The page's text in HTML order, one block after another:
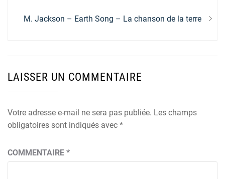
Next
M. Jackson – Earth Song – La chanson de la terre
LAISSER UN COMMENTAIRE
Votre adresse e-mail ne sera pas publiée. Les champs
obligatoires sont indiqués avec *
COMMENTAIRE *